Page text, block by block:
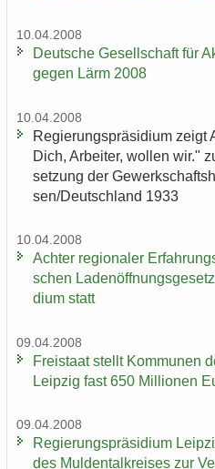
10.04.2008
Deut­sche Ge­sell­schaft für
gegen Lärm 2008
10.04.2008
Re­gie­rungs­prä­si­di­um zeigt
Dich, Ar­bei­ter, wol­len wir."
set­zung der
sen/Deutsch­land 1933
10.04.2008
Ach­ter re­gio­na­ler
schen
di­um statt
09.04.2008
Frei­staat stellt Kom­mu­nen
Leip­zig fast 650 Mil­lio­nen
09.04.2008
Re­gie­rungs­prä­si­di­um
des Mul­den­tal­krei­ses zur